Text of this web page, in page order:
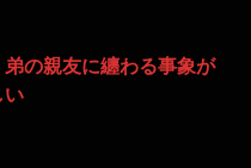
弟の親友に纏わる事象が
い